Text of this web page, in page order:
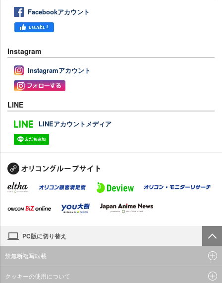
Facebookアカウント
Instagram
Instagramアカウント
LINE
LINEアカウントメディア
PC版に切り替え
禁無断複写転載
クッキーの使用について